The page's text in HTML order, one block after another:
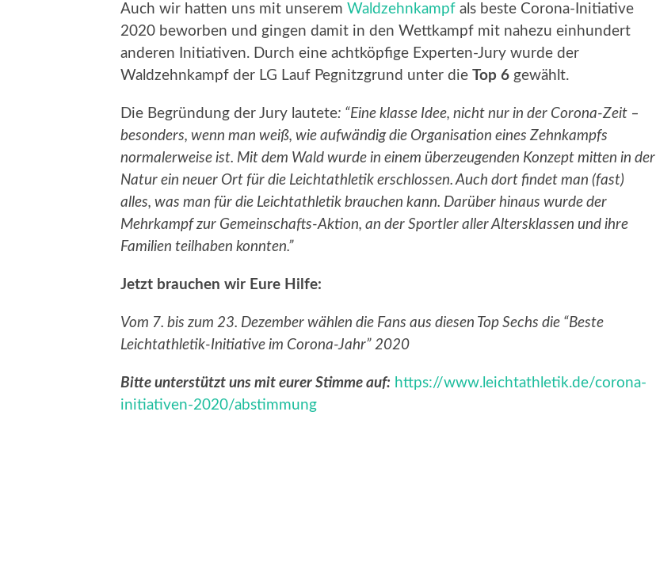
Auch wir hatten uns mit unserem Waldzehnkampf als beste Corona-Initiative
2020 beworben und gingen damit in den Wettkampf mit nahezu einhundert
anderen Initiativen. Durch eine achtköpfige Experten-Jury wurde der
Waldzehnkampf der LG Lauf Pegnitzgrund unter die Top 6 gewählt.
Die Begründung der Jury lautete: “Eine klasse Idee, nicht nur in der Corona-Zeit –
besonders, wenn man weiß, wie aufwändig die Organisation eines Zehnkampfs
normalerweise ist. Mit dem Wald wurde in einem überzeugenden Konzept mitten in der
Natur ein neuer Ort für die Leichtathletik erschlossen. Auch dort findet man (fast)
alles, was man für die Leichtathletik brauchen kann. Darüber hinaus wurde der
Mehrkampf zur Gemeinschafts-Aktion, an der Sportler aller Altersklassen und ihre
Familien teilhaben konnten.”
Jetzt brauchen wir Eure Hilfe:
Vom 7. bis zum 23. Dezember wählen die Fans aus diesen Top Sechs die “Beste
Leichtathletik-Initiative im Corona-Jahr” 2020
Bitte unterstützt uns mit eurer Stimme auf: https://www.leichtathletik.de/corona-
initiativen-2020/abstimmung